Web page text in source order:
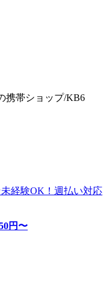
携帯ショップ/KB6
経験OK！週払い対応
円〜